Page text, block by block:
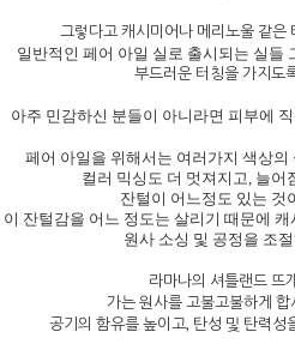
그렇다고 캐시미어나 메리노울 같은
일반적인 페어 아일 실로 출시되는 실들
부드러운 터칭을 가지도
아주 민감하신 분들이 아니라면 피부에
페어 아일을 위해서는 여러가지 색상
컬러 믹싱도 더 멋져지고, 늘어
잔털이 어느정도 있는 것
이 잔털감을 어느 정도는 살리기 때문에
원사 소싱 및 공정을 조
라마나의 셔틀랜드 뜨
가는 원사를 고불고불하게
공기의 함유를 높이고, 탄성 및 탄력성